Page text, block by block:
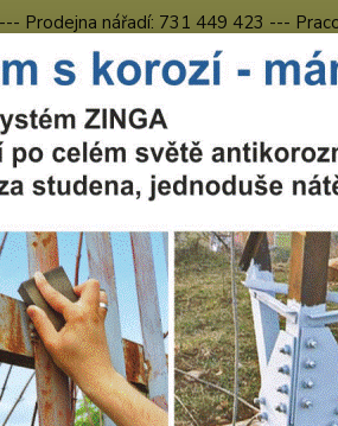
Prodejna nářadí: 731 449 423 ---
Kontakty Česká Lípa
Hledat
Nářadí Wolfcraft Dílna Děrovky
ø74mm